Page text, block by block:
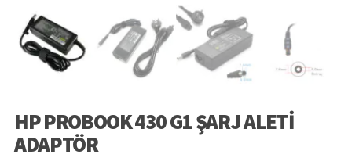
HP PROBOOK 430 G1 ŞARJ ALETI
ADAPTÖR